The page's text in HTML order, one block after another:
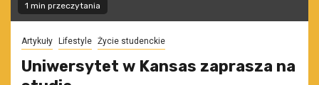
1 min przeczytania
Artykuły Lifestyle Życie studenckie
Uniwersytet w Kansas zaprasza na